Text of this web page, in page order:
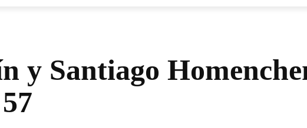
y Santiago